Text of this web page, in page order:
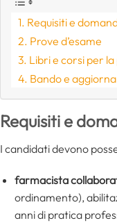
Requisiti e
Prove d’esame
Libri e corsi per
Bando e
Requisiti e
I candidati devono
farmacista
ordinamento),
anni di pratica